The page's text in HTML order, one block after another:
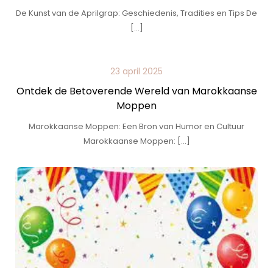
De Kunst van de Aprilgrap: Geschiedenis, Tradities en Tips De
[…]
23 april 2025
Ontdek de Betoverende Wereld van Marokkaanse
Moppen
Marokkaanse Moppen: Een Bron van Humor en Cultuur
Marokkaanse Moppen: […]